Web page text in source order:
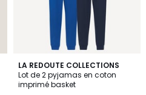
LA REDOUTE COLLECTIONS
Lot de 2 pyjamas en coton
imprimé basket
5
/
5